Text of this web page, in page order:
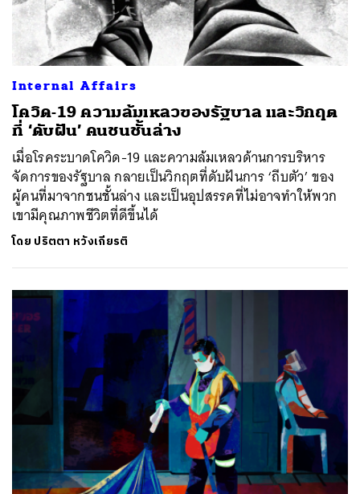
Internal Affairs
โควิด-19 ความล้มเหลวของรัฐบาล และวิกฤต
ที่ ‘ดับฝัน’ คนชนชั้นล่าง
เมื่อโรคระบาดโควิด-19 และความล้มเหลวด้านการบริหาร
จัดการของรัฐบาล กลายเป็นวิกฤตที่ดับฝันการ ‘ถีบตัว’ ของ
ผู้คนที่มาจากชนชั้นล่าง และเป็นอุปสรรคที่ไม่อาจทำให้พวก
เขามีคุณภาพชีวิตที่ดีขึ้นได้
โดย ปริตตา หวังเกียรติ